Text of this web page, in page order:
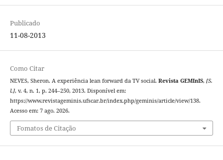
Publicado
11-08-2013
Como Citar
NEVES, Sheron. A experiência lean forward da TV social. Revista GEMInIS, [S.
l.], v. 4, n. 1, p. 244–250, 2013. Disponível em:
https://www.revistageminis.ufscar.br/index.php/geminis/article/view/138.
Acesso em: 7 ago. 2026.
Fomatos de Citação